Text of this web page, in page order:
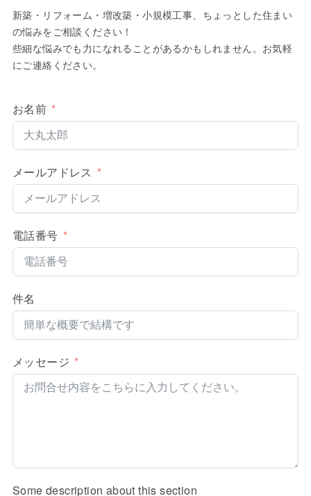
新築・リフォーム・増改築・小規模工事、ちょっとした住まい
の悩みをご相談ください！
些細な悩みでも力になれることがあるかもしれません。お気軽
にご連絡ください。
お名前
メールアドレス
電話番号
件名
メッセージ
Some description about this section